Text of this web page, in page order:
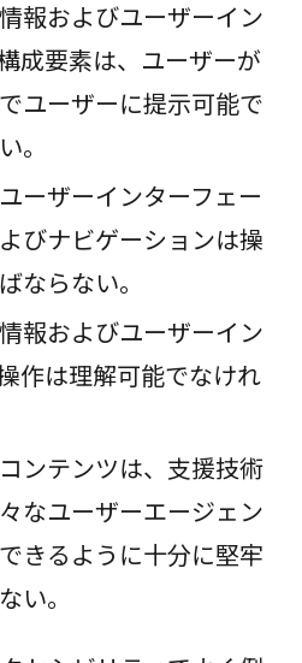
情報およびユーザーイン
成要素は、ユーザーが
ユーザーに提示可能で
。
ユーザーインターフェー
びナビゲーションは操
ならない。
情報およびユーザーイン
作は理解可能でなけれ
コンテンツは、支援技術
なユーザーエージェン
きるように十分に堅牢
い。